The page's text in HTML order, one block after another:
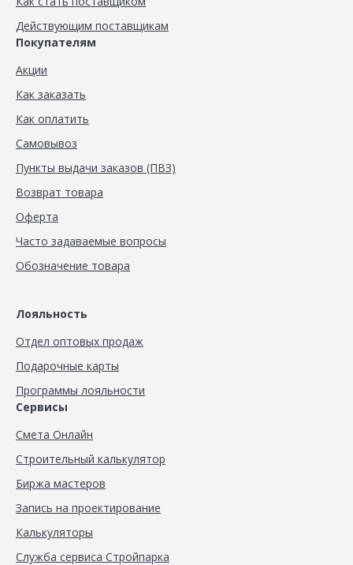
Действующим поставщикам
Покупателям
Акции
Как заказать
Как оплатить
Самовывоз
Пункты выдачи заказов (ПВЗ)
Возврат товара
Оферта
Часто задаваемые вопросы
Обозначение товара
Лояльность
Отдел оптовых продаж
Подарочные карты
Программы лояльности
Сервисы
Смета Онлайн
Строительный калькулятор
Биржа мастеров
Запись на проектирование
Калькуляторы
Служба сервиса Стройпарка